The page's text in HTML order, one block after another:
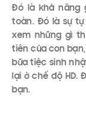
Đó là khả năng
toàn. Đó là sự
xem những gì
tiên của con
bữa tiệc sinh
lại ở chế độ HD.
bạn.